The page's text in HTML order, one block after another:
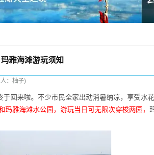
雅海滩游玩须知
：柚子)
回来啦。不少市民全家出动消暑纳凉，享受水
雅海滩水公园，游玩当日可无限次穿梭两园，